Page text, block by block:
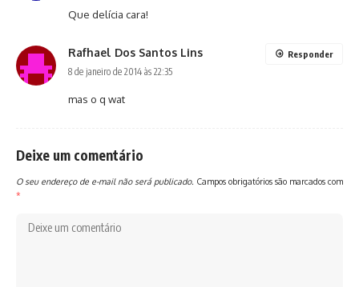
Que delícia cara!
Rafhael Dos Santos Lins
8 de janeiro de 2014 às 22:35
mas o q wat
Responder
Deixe um comentário
O seu endereço de e-mail não será publicado. Campos obrigatórios são marcados com
*